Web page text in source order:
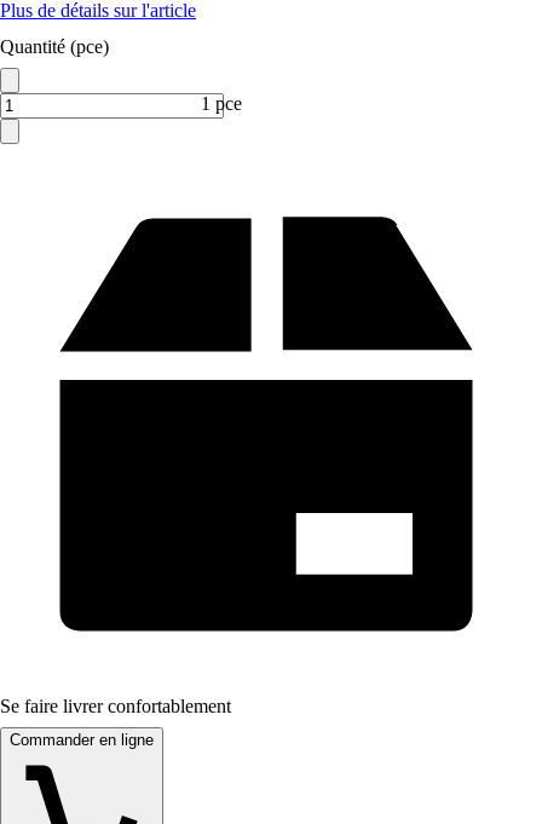
Plus de détails sur l'article
Quantité (pce)
1 pce
Se faire livrer confortablement
Commander en ligne